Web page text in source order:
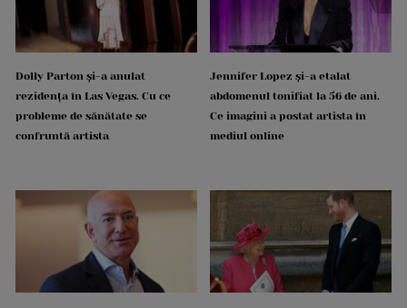
Dolly Parton și-a anulat
rezidența în Las Vegas. Cu ce
probleme de sănătate se
confruntă artista
Jennifer Lopez și-a etalat
abdomenul tonifiat la 56 de ani.
Ce imagini a postat artista în
mediul online